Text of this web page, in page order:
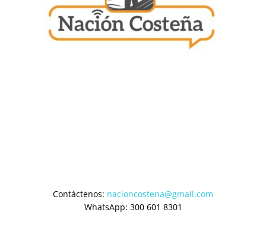
Contáctenos: nacioncostena@gmail.com
WhatsApp: 300 601 8301